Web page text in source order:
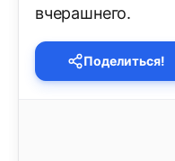
вчерашнего.
Поделиться!